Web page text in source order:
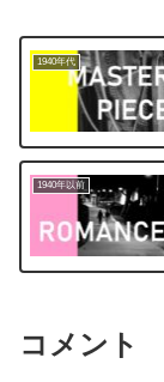
1940年代
1940年以前
コメント